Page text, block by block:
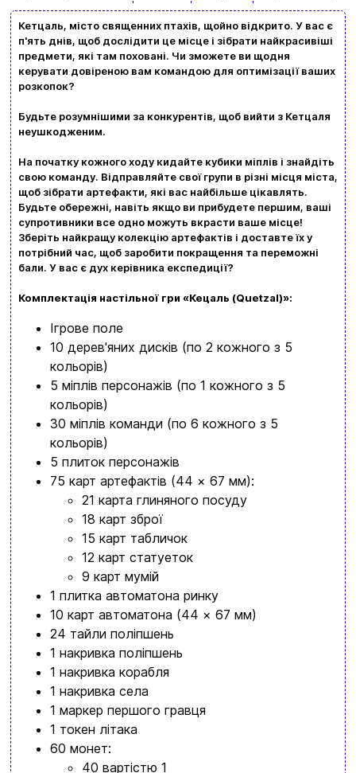
Кетцаль, місто священних птахів, щойно відкрито. У вас є
п'ять днів, щоб дослідити це місце і зібрати найкрасивіші
предмети, які там поховані. Чи зможете ви щодня
керувати довіреною вам командою для оптимізації ваших
розкопок?
Будьте розумнішими за конкурентів, щоб вийти з Кетцаля
неушкодженим.
На початку кожного ходу кидайте кубики міплів і знайдіть
свою команду. Відправляйте свої групи в різні місця міста,
щоб зібрати артефакти, які вас найбільше цікавлять.
Будьте обережні, навіть якщо ви прибудете першим, ваші
супротивники все одно можуть вкрасти ваше місце!
Зберіть найкращу колекцію артефактів і доставте їх у
потрібний час, щоб заробити покращення та переможні
бали. У вас є дух керівника експедиції?
Комплектація настільної гри «Кецаль (Quetzal)»:
Ігрове поле
10 дерев'яних дисків (по 2 кожного з 5
кольорів)
5 міплів персонажів (по 1 кожного з 5
кольорів)
30 міплів команди (по 6 кожного з 5
кольорів)
5 плиток персонажів
75 карт артефактів (44 × 67 мм):
21 карта глиняного посуду
18 карт зброї
15 карт табличок
12 карт статуеток
9 карт мумій
1 плитка автоматона ринку
10 карт автоматона (44 × 67 мм)
24 тайли поліпшень
1 накривка поліпшень
1 накривка корабля
1 накривка села
1 маркер першого гравця
1 токен літака
60 монет:
40 вартістю 1
Вхід Реєстрація
Бренди
Доставка та оплата
Новини та статті
Повернення та обмін товарів
Політика конфіденційності
+380634324164
Замовити дзвінок
kubix.boardgames@gmail.com
Мова сайту:
UA ㅤRU
Ваш кошик зараз порожній
Перегляньте асортимент нашого магазину і ви
обовʼязково знайдете щось цікавеньке